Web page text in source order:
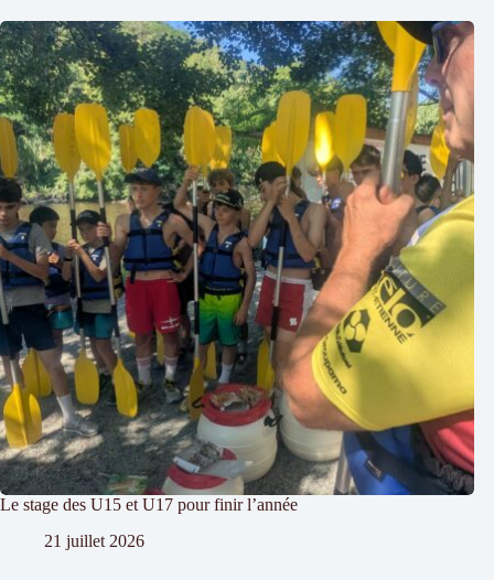
Le stage des U15 et U17 pour finir l’année
21 juillet 2026